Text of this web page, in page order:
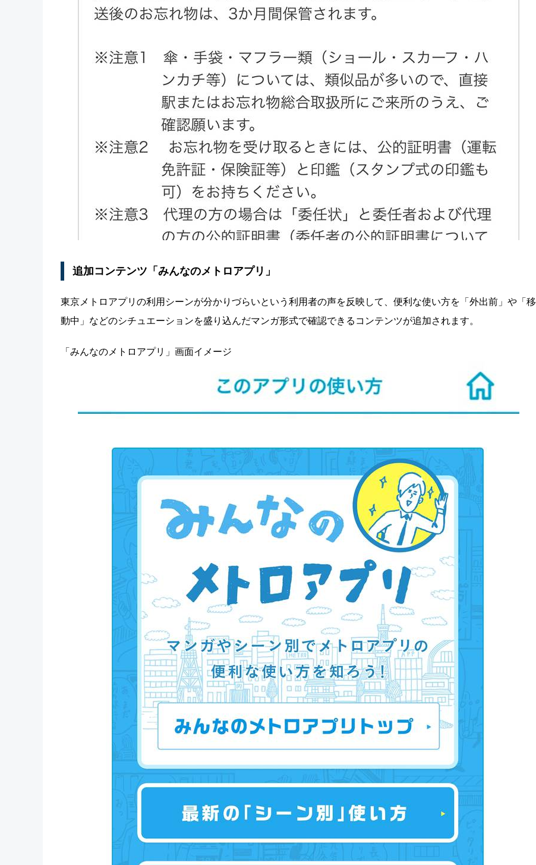
追加コンテンツ「みんなのメトロアプリ」
東京メトロアプリの利用シーンが分かりづらいという利用者の声を反映して、便利な使い方を「外出前」や「移
動中」などのシチュエーションを盛り込んだマンガ形式で確認できるコンテンツが追加されます。
「みんなのメトロアプリ」画面イメージ